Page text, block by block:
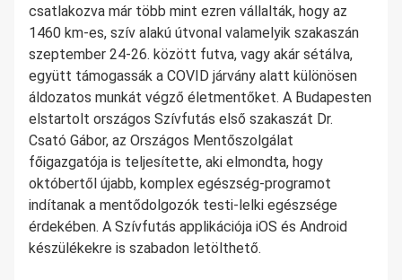
csatlakozva már több mint ezren vállalták, hogy az
1460 km-es, szív alakú útvonal valamelyik szakaszán
szeptember 24-26. között futva, vagy akár sétálva,
együtt támogassák a COVID járvány alatt különösen
áldozatos munkát végző életmentőket. A Budapesten
elstartolt országos Szívfutás első szakaszát Dr.
Csató Gábor, az Országos Mentőszolgálat
főigazgatója is teljesítette, aki elmondta, hogy
októbertől újabb, komplex egészség-programot
indítanak a mentődolgozók testi-lelki egészsége
érdekében. A Szívfutás applikációja iOS és Android
készülékekre is szabadon letölthető.